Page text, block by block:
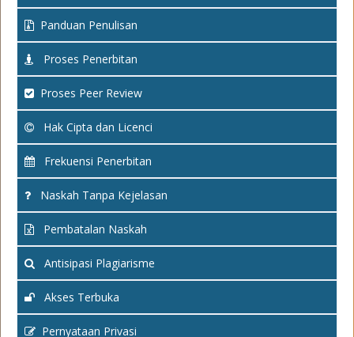
Panduan Penulisan
Proses Penerbitan
Proses Peer Review
Hak Cipta dan Licenci
Frekuensi Penerbitan
Naskah Tanpa Kejelasan
Pembatalan Naskah
Antisipasi Plagiarisme
Akses Terbuka
Pernyataan Privasi